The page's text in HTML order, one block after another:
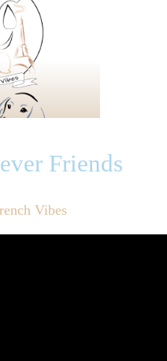
Friends
Vibes